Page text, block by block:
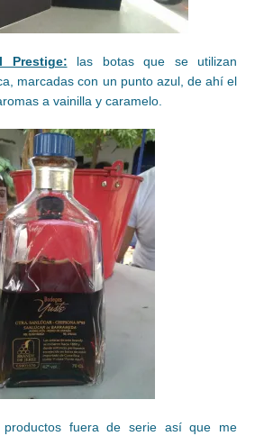
Prestige: las botas que se utilizan
marcadas con un punto azul, de ahí el
a vainilla y caramelo.
productos fuera de serie así que me